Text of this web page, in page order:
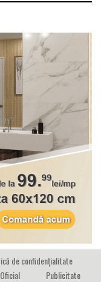
de confidențialitate
Publicitate